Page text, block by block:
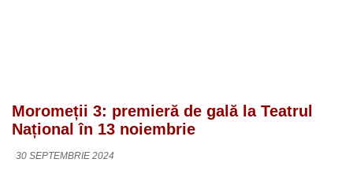
Moromeții 3: premieră de gală la Teatrul
Național în 13 noiembrie
30 SEPTEMBRIE 2024